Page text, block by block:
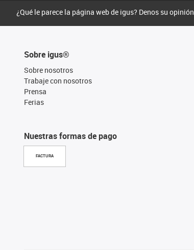
¿Qué le parece la página web de igus? Denos su opinión.
Sobre igus®
Sobre nosotros
Trabaje con nosotros
Prensa
Ferias
Nuestras formas de pago
FACTURA